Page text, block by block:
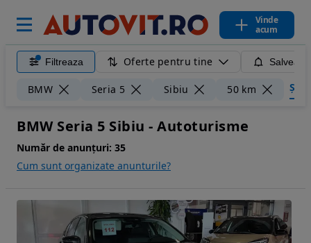
Vinde
acum
Filtreaza Oferte pentru tine
BMW Seria 5 Sibiu 50 km
BMW Seria 5 Sibiu - Autoturisme
Număr de anunțuri: 35
Cum sunt organizate anunturile?